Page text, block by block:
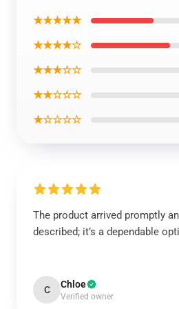
★★★★★
★★★★☆
★★★☆☆
★★☆☆☆
★☆☆☆☆
The product arrived promptly
described; it’s a dependable
C Chloe
Verified owner